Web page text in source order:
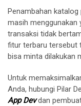
Penambahan
masih menggunakan
transaksi tidak
fitur terbaru tersebut
bisa minta dilakukan
Untuk
Anda, hubungi Pilar
App Devdan